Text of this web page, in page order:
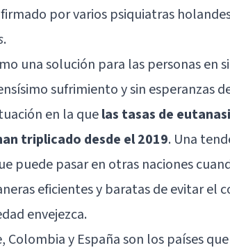
por varios psiquiatras
.
una solución para las personas en
sufrimiento y sin esperanzas
en la quelas tasas de
triplicado desde el 2019. Una
puede pasar en otras naciones
eficientes y baratas de evitar el
envejezca.
y España son los países